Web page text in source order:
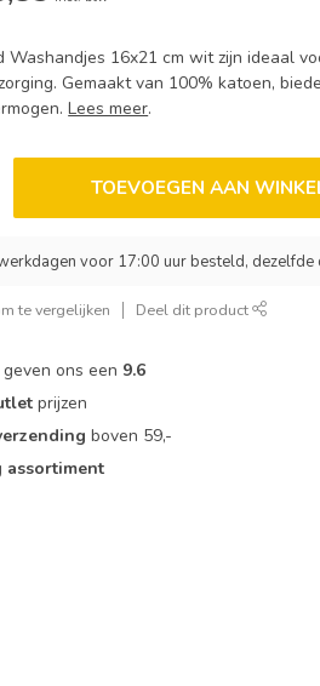
Washandjes 16x21 cm wit zijn ideaal
Gemaakt van 100% katoen,
Lees meer.
TOEVOEGEN AAN
voor 17:00 uur besteld, dezelfde
te vergelijken Deel dit product
ons een 9.6
prijzen
boven 59,-
assortiment